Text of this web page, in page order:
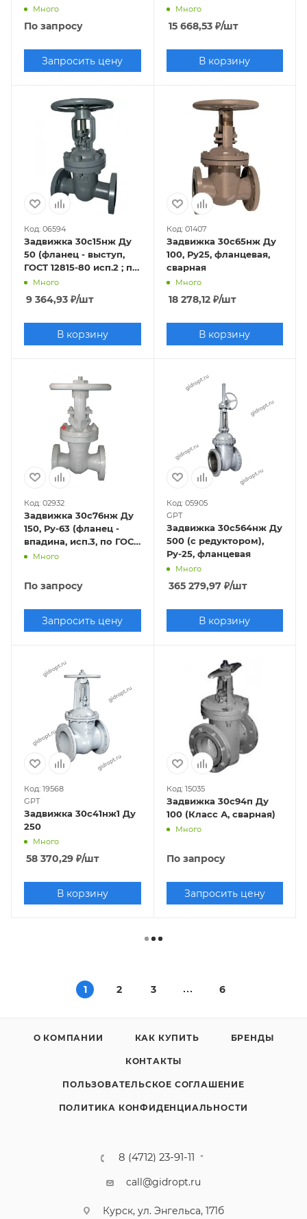
исп.3, по ГОСТ 33259-
Много
По запросу
Запросить цену
Много
15 668,53₽/шт
В корзину
Код: 06594
Задвижка 30с15нж Ду
50 (фланец - выступ,
ГОСТ 12815-80 исп.2 ; по
ГОСТ 33259-2015 исп.-
Много
9 364,93 ₽/шт
В корзину
Код: 01407
Задвижка 30с65нж Ду
100, Ру25, фланцевая,
сварная
Много
18 278,12₽/шт
В корзину
Код: 02932
Задвижка 30с76нж Ду
150, Ру-63 (фланец -
впадина, исп.3, по ГОСТ
33259-2015 исп.- "F")
Много
По запросу
Запросить цену
Код: 05905
GPT
Задвижка 30с564нж Ду
500 (с редуктором),
Ру-25, фланцевая
Много
365 279,97₽/шт
В корзину
Код: 19568
GPT
Задвижка 30с41нж1 Ду
250
Много
58 370,29 ₽/шт
В корзину
Код: 15035
Задвижка 30с94п Ду
100 (Класс А, сварная)
Много
По запросу
Запросить цену
1 2 3 6
О КОМПАНИИ КАК КУПИТЬ БРЕНДЫ
КОНТАКТЫ
ПОЛЬЗОВАТЕЛЬСКОЕ СОГЛАШЕНИЕ
ПОЛИТИКА КОНФИДЕНЦИАЛЬНОСТИ
8 (4712) 23-91-11
call@gidropt.ru
Курск, ул. Энгельса, 171б